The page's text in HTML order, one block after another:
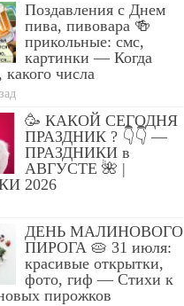
Поздавления с Днем
пива, пивовара 🍻
прикольные: смс,
картинки — Когда
числа
🥳 КАКОЙ СЕГОДНЯ
ПРАЗДНИК ? 👇👇 —
ПРАЗДНИКИ в
АВГУСТЕ 🌺 |
2026
ДЕНЬ МАЛИНОВОГО
ПИРОГА 🥧 31 июля:
красивые открытки,
фото, гиф — Стихи к
пирожков